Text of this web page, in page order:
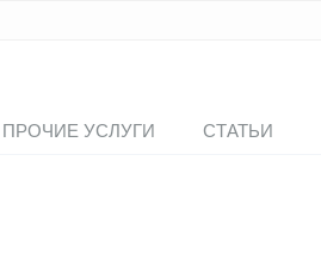
ПРОЧИЕ УСЛУГИ СТАТЬИ